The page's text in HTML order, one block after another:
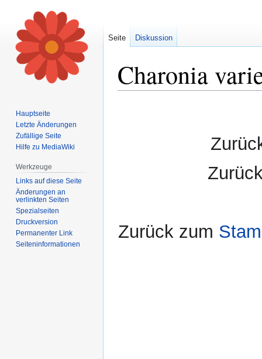
Charonia
Zurück zum
Seite Diskussion
Hauptseite
Letzte Änderungen
Zufällige Seite
Hilfe zu MediaWiki
Werkzeuge
Links auf diese Seite
Änderungen an
verlinkten Seiten
Spezialseiten
Druckversion
Permanenter Link
Seiten­informationen